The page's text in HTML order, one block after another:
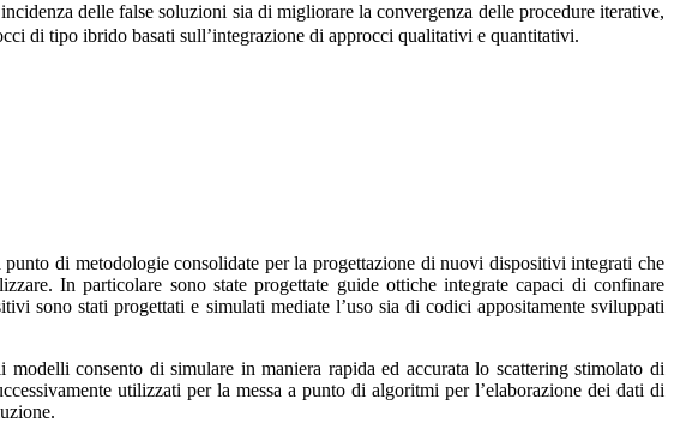
delle false soluzioni sia di migliorare la convergenza delle procedure iterative,
di tipo ibrido basati sull’integrazione di approcci qualitativi e quantitativi.
di metodologie consolidate per la progettazione di nuovi dispositivi integrati che
In particolare sono state progettate guide ottiche integrate capaci di confinare
sono stati progettati e simulati mediate l’uso sia di codici appositamente sviluppati
consento di simulare in maniera rapida ed accurata lo scattering stimolato di
utilizzati per la messa a punto di algoritmi per l’elaborazione dei dati di